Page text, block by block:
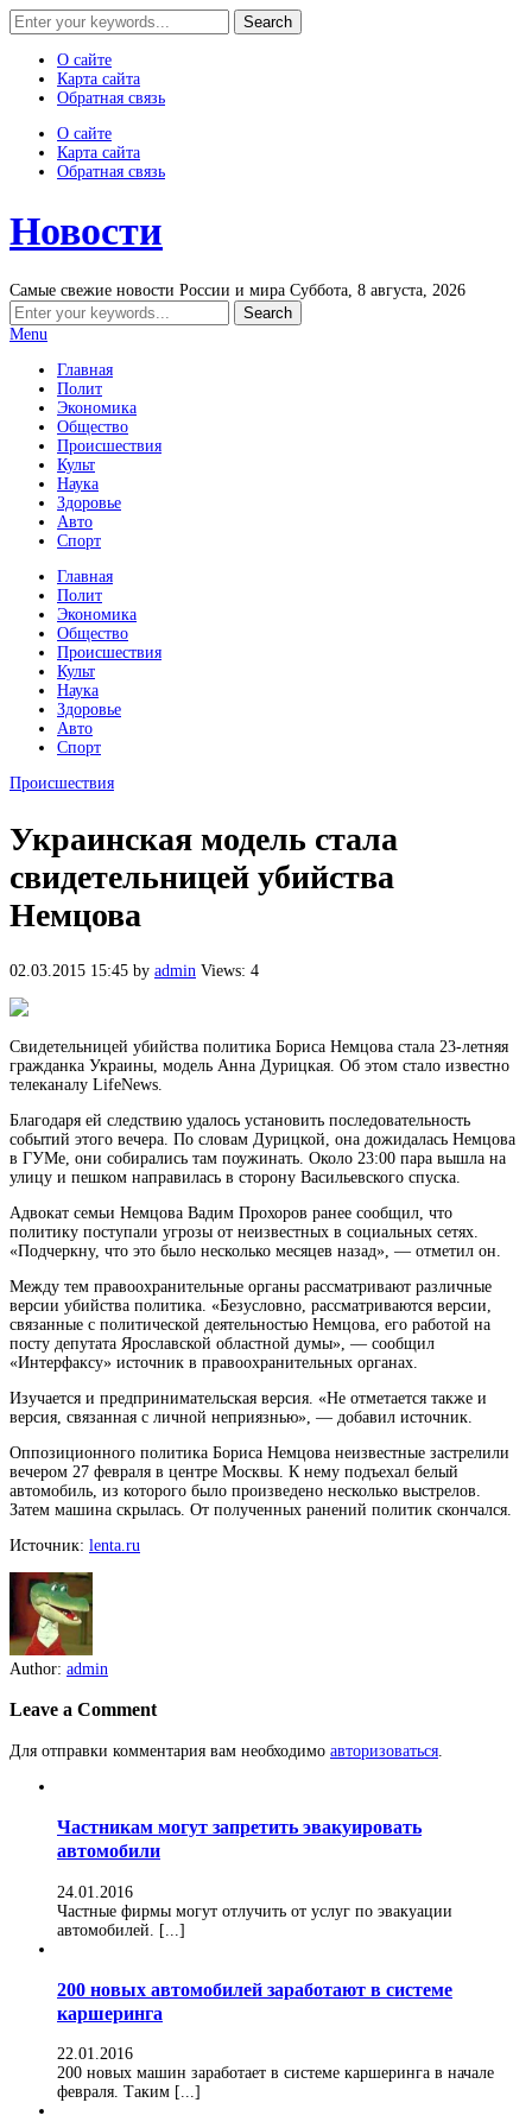
О сайте
Карта сайта
Обратная связь
О сайте
Карта сайта
Обратная связь
Новости
Самые свежие новости России и мира Суббота, 8 августа, 2026
Menu
Главная
Полит
Экономика
Общество
Происшествия
Культ
Наука
Здоровье
Авто
Спорт
Главная
Полит
Экономика
Общество
Происшествия
Культ
Наука
Здоровье
Авто
Спорт
Происшествия
Украинская модель стала
свидетельницей убийства
Немцова
02.03.2015 15:45 by admin Views: 4
Свидетельницей убийства политика Бориса Немцова стала 23-летняя
гражданка Украины, модель Анна Дурицкая. Об этом стало известно
телеканалу LifeNews.
Благодаря ей следствию удалось установить последовательность
событий этого вечера. По словам Дурицкой, она дожидалась Немцова
в ГУМе, они собирались там поужинать. Около 23:00 пара вышла на
улицу и пешком направилась в сторону Васильевского спуска.
Адвокат семьи Немцова Вадим Прохоров ранее сообщил, что
политику поступали угрозы от неизвестных в социальных сетях.
«Подчеркну, что это было несколько месяцев назад», — отметил он.
Между тем правоохранительные органы рассматривают различные
версии убийства политика. «Безусловно, рассматриваются версии,
связанные с политической деятельностью Немцова, его работой на
посту депутата Ярославской областной думы», — сообщил
«Интерфаксу» источник в правоохранительных органах.
Изучается и предпринимательская версия. «Не отметается также и
версия, связанная с личной неприязнью», — добавил источник.
Оппозиционного политика Бориса Немцова неизвестные застрелили
вечером 27 февраля в центре Москвы. К нему подъехал белый
автомобиль, из которого было произведено несколько выстрелов.
Затем машина скрылась. От полученных ранений политик скончался.
Источник: lenta.ru
Author: admin
Leave a Comment
Для отправки комментария вам необходимо авторизоваться
Частникам могут запретить эвакуировать
автомобили
24.01.2016
Частные фирмы могут отлучить от услуг по эвакуации
автомобилей. [...]
200 новых автомобилей заработают в системе
каршеринга
22.01.2016
200 новых машин заработает в системе каршеринга в начале
февраля. Таким [...]